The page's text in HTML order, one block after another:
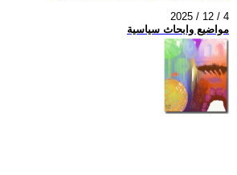
2025 / 12 / 4
مواضيع وابحاث سياسية